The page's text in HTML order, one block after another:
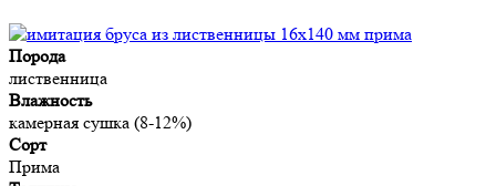
Порода
лиственница
Влажность
камерная сушка (8-12%)
Сорт
Прима